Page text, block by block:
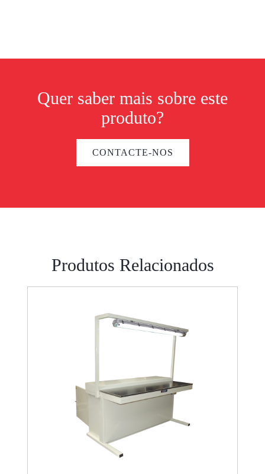
Quer saber mais sobre este
produto?
CONTACTE-NOS
Produtos Relacionados